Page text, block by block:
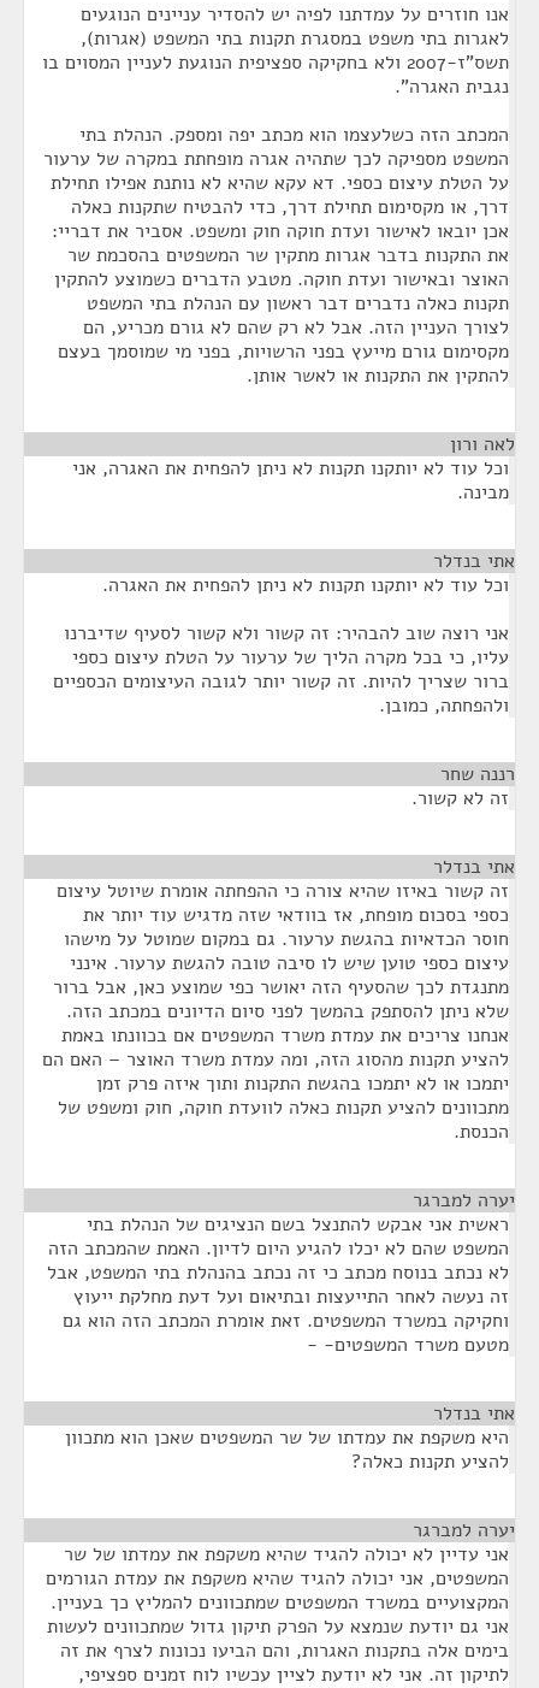
אנו חוזרים על עמדתנו לפיה יש להסדיר עניינים הנוגעים
לאגרות בתי משפט במסגרת תקנות בתי המשפט (אגרות),
תשס"ז-2007 ולא בחקיקה ספציפית הנוגעת לעניין המסוים בו
נגבית האגרה".
המכתב הזה כשלעצמו הוא מכתב יפה ומספק. הנהלת בתי
המשפט מספיקה לכך שתהיה אגרה מופחתת במקרה של ערעור
על הטלת עיצום כספי. דא עקא שהיא לא נותנת אפילו תחילת
דרך, או מקסימום תחילת דרך, כדי להבטיח שתקנות כאלה
אכן יובאו לאישור ועדת חוקה חוק ומשפט. אסביר את דבריי:
את התקנות בדבר אגרות מתקין שר המשפטים בהסכמת שר
האוצר ובאישור ועדת חוקה. מטבע הדברים כשמוצע להתקין
תקנות כאלה נדברים דבר ראשון עם הנהלת בתי המשפט
לצורך העניין הזה. אבל לא רק שהם לא גורם מכריע, הם
מקסימום גורם מייעץ בפני הרשויות, בפני מי שמוסמך בעצם
להתקין את התקנות או לאשר אותן.
לאה ורון
וכל עוד לא יותקנו תקנות לא ניתן להפחית את האגרה, אני
מבינה.
אתי בנדלר
וכל עוד לא יותקנו תקנות לא ניתן להפחית את האגרה.
אני רוצה שוב להבהיר: זה קשור ולא קשור לסעיף שדיברנו
עליו, כי בכל מקרה הליך של ערעור על הטלת עיצום כספי
ברור שצריך להיות. זה קשור יותר לגובה העיצומים הכספיים
ולהפחתה, כמובן.
רננה שחר
זה לא קשור.
אתי בנדלר
זה קשור באיזו שהיא צורה כי ההפחתה אומרת שיוטל עיצום
כספי בסכום מופחת, אז בוודאי שזה מדגיש עוד יותר את
חוסר הכדאיות בהגשת ערעור. גם במקום שמוטל על מישהו
עיצום כספי טוען שיש לו סיבה טובה להגשת ערעור. אינני
מתנגדת לכך שהסעיף הזה יאושר כפי שמוצע כאן, אבל ברור
שלא ניתן להסתפק בהמשך לפני סיום הדיונים במכתב הזה.
אנחנו צריכים את עמדת משרד המשפטים אם בכוונתו באמת
להציע תקנות מהסוג הזה, ומה עמדת משרד האוצר – האם הם
יתמכו או לא יתמכו בהגשת התקנות ותוך איזה פרק זמן
מתכוונים להציע תקנות כאלה לוועדת חוקה, חוק ומשפט של
הכנסת.
יערה למברגר
ראשית אני אבקש להתנצל בשם הנציגים של הנהלת בתי
המשפט שהם לא יכלו להגיע היום לדיון. האמת שהמכתב הזה
לא נכתב בנוסח מכתב כי זה נכתב בהנהלת בתי המשפט, אבל
זה נעשה לאחר התייעצות ובתיאום ועל דעת מחלקת ייעוץ
וחקיקה במשרד המשפטים. זאת אומרת המכתב הזה הוא גם
מטעם משרד המשפטים- -
אתי בנדלר
היא משקפת את עמדתו של שר המשפטים שאכן הוא מתכוון
להציע תקנות כאלה?
יערה למברגר
אני עדיין לא יכולה להגיד שהיא משקפת את עמדתו של שר
המשפטים, אני יכולה להגיד שהיא משקפת את עמדת הגורמים
המקצועיים במשרד המשפטים שמתכוונים להמליץ כך בעניין.
אני גם יודעת שנמצא על הפרק תיקון גדול שמתכוונים לעשות
בימים אלה בתקנות האגרות, והם הביעו נכונות לצרף את זה
לתיקון זה. אני לא יודעת לציין עכשיו לוח זמנים ספציפי,